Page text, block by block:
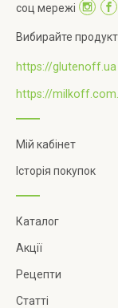
соц мережі
Вибирайте
https://glutenoff.ua
https://
Мій кабінет
Історія покупок
Каталог
Акції
Рецепти
Статті